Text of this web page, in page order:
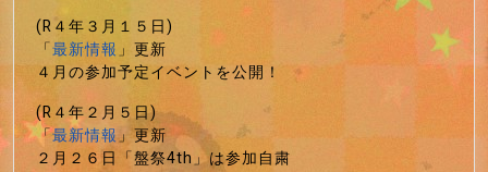
(R４年３月１５日)
「最新情報」更新
４月の参加予定イベントを公開！
(R４年２月５日)
「最新情報」更新
２月２６日「盤祭4th」は参加自粛